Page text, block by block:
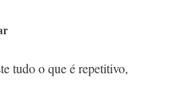
tudo o que é repetitivo,